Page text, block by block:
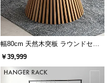
幅80cm 天然木突板 ラウンドセン
ターテーブル 美しい格子デザイン
￥39,999